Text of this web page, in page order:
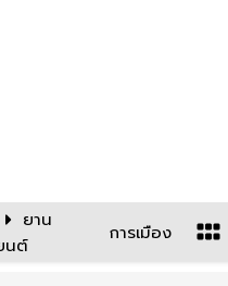
ยาน
นต์
การเมือง